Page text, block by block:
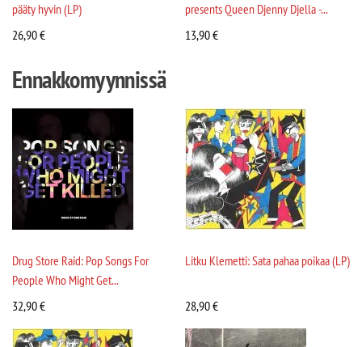
pääty hyvin (LP)
26,90€
presents Queen Djenny Djella -...
13,90€
Ennakkomyynnissä
Drug Store Raid: Pop Songs For
People Who Might Get...
32,90€
Litku Klemetti: Sata pahaa poikaa (LP)
28,90€